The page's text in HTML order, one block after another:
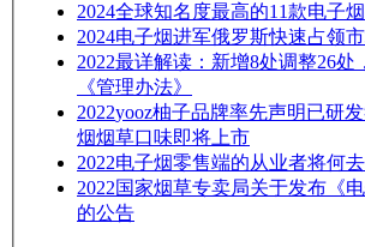
2024全球知名度最高的11款电子
2024电子烟进军俄罗斯快速占领
2022最详解读：新增8处调整26处
《管理办法》
2022yooz柚子品牌率先声明已研
烟烟草口味即将上市
2022电子烟零售端的从业者将何
2022国家烟草专卖局关于发布《
的公告